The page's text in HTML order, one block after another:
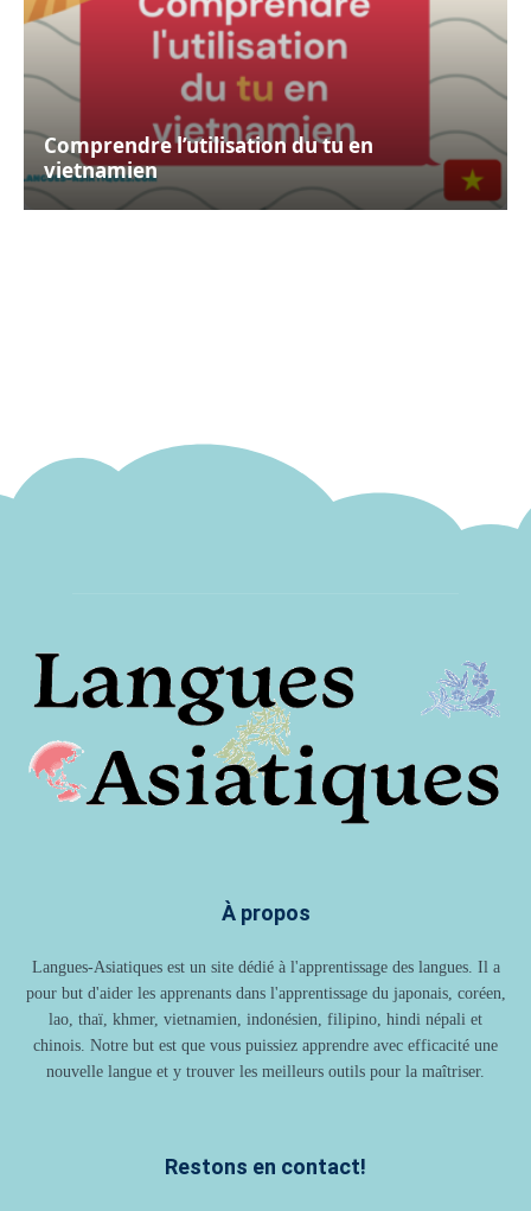
Comprendre l’utilisation du tu en
vietnamien
À propos
Langues-Asiatiques est un site dédié à l'apprentissage des langues. Il a
pour but d'aider les apprenants dans l'apprentissage du japonais, coréen,
lao, thaï, khmer, vietnamien, indonésien, filipino, hindi népali et
chinois. Notre but est que vous puissiez apprendre avec efficacité une
nouvelle langue et y trouver les meilleurs outils pour la maîtriser.
Restons en contact!